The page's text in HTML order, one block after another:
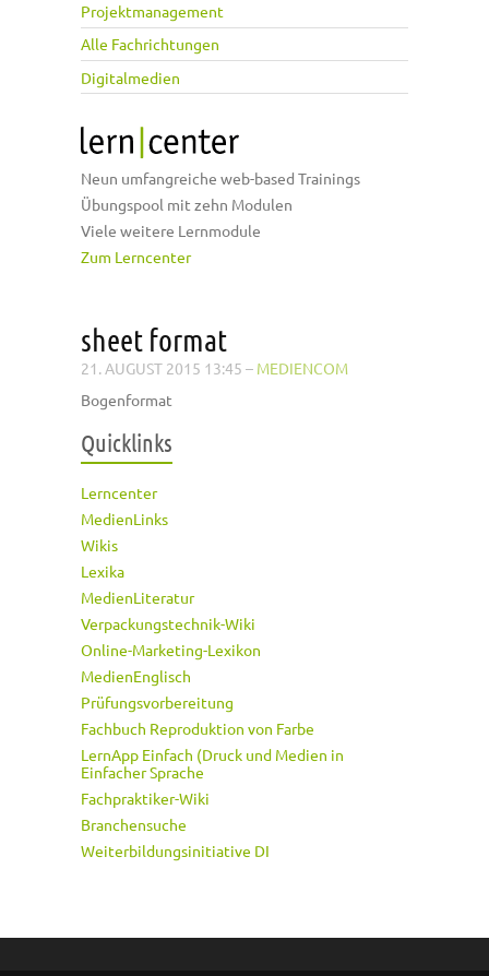
Projektmanagement
Alle Fachrichtungen
Digitalmedien
Neun umfangreiche web-based Trainings
Übungspool mit zehn Modulen
Viele weitere Lernmodule
Zum Lerncenter
sheet format
21. AUGUST 2015 13:45 – MEDIENCOM
Bogenformat
Quicklinks
Lerncenter
MedienLinks
Wikis
Lexika
MedienLiteratur
Verpackungstechnik-Wiki
Online-Marketing-Lexikon
MedienEnglisch
Prüfungsvorbereitung
Fachbuch Reproduktion von Farbe
LernApp Einfach (Druck und Medien in
Einfacher Sprache
Fachpraktiker-Wiki
Branchensuche
Weiterbildungsinitiative DI